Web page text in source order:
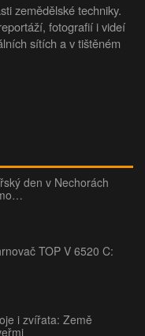
zemědělské techniky.
fotografií i videí
sítích a v tištěném
den v Nechorách
TOP V 6520 C:
i zvířata: Země